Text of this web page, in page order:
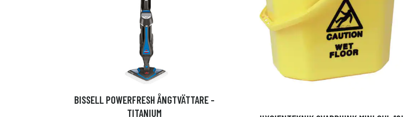
BISSELL POWERFRESH ÅNGTVÄTTARE -
TITANIUM